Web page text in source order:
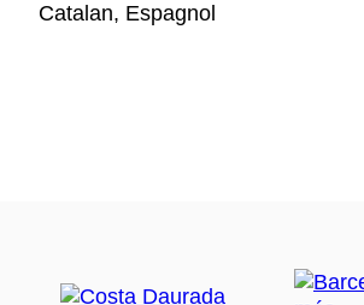
Catalan, Espagnol